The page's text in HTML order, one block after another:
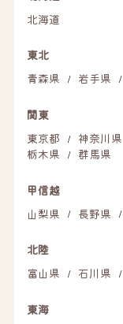
北海道
東北
青森県
/ 岩手県 /
関東
東京都
/ 神奈川県
栃木県 / 群馬県
甲信越
山梨県
/ 長野県 /
北陸
富山県
/ 石川県 /
東海